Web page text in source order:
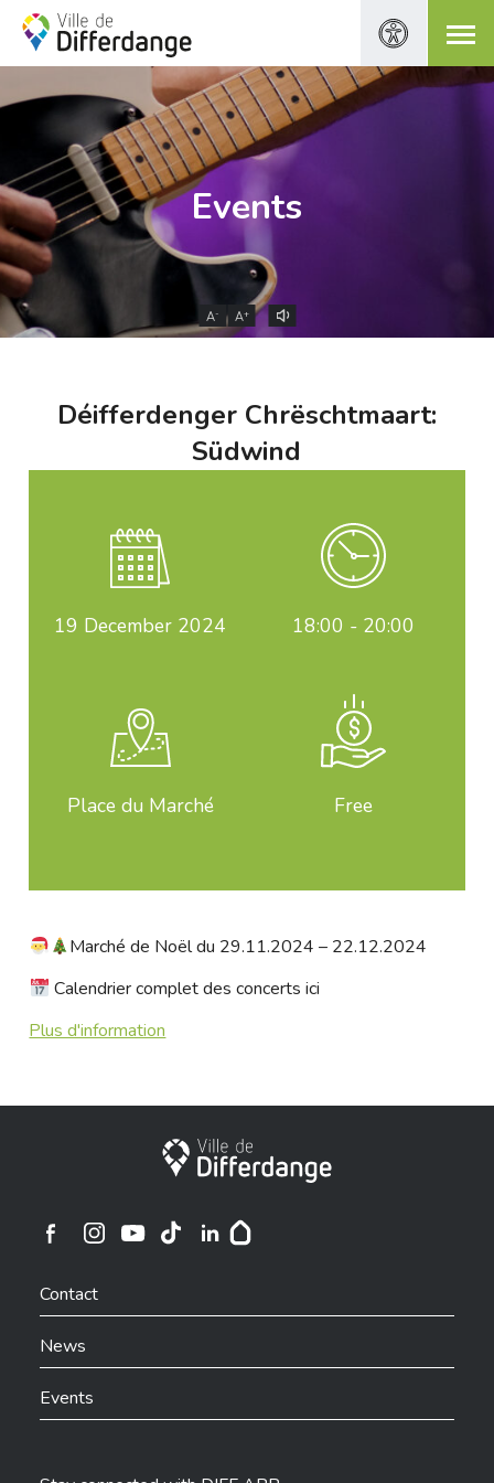
Events
A- A+
Déifferdenger Chrëschtmaart:
Südwind
19 December 2024 18:00 - 20:00
Place du Marché Free
Marché de Noël du 29.11.2024 – 22.12.2024
Calendrier complet des concerts ici
Plus d'information
City of Differdange
Ville de Differdange sur Instagram
Contact
News
Events